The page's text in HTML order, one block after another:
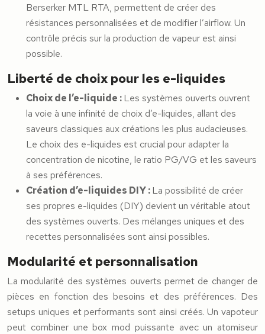
Berserker MTL RTA, permettent de créer des
résistances personnalisées et de modifier l’airflow. Un
contrôle précis sur la production de vapeur est ainsi
possible.
Liberté de choix pour les e-liquides
Choix de l’e-liquide :Les systèmes ouverts ouvrent
la voie à une infinité de choix d’e-liquides, allant des
saveurs classiques aux créations les plus audacieuses.
Le choix des e-liquides est crucial pour adapter la
concentration de nicotine, le ratio PG/VG et les saveurs
à ses préférences.
Création d’e-liquides DIY :La possibilité de créer
ses propres e-liquides (DIY) devient un véritable atout
des systèmes ouverts. Des mélanges uniques et des
recettes personnalisées sont ainsi possibles.
Modularité et personnalisation
La modularité des systèmes ouverts permet de changer de
pièces en fonction des besoins et des préférences. Des
setups uniques et performants sont ainsi créés. Un vapoteur
peut combiner une box mod puissante avec un atomiseur